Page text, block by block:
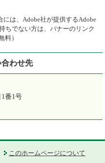
は、Adobe社が提供するAdobe
ちでない方は、バナーのリンク
料）
わせ先
番1号
このホームページについて